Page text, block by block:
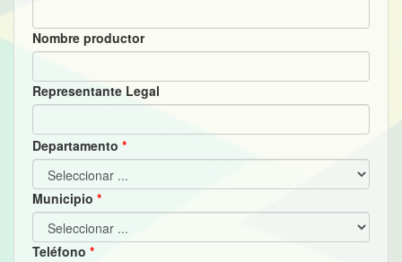
Nombre productor
Representante Legal
Departamento
Municipio
Teléfono